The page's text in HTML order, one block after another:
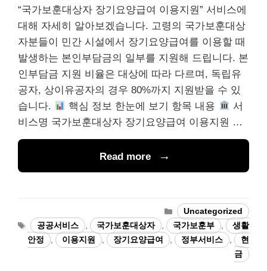
“국가보훈대상자 장기요양급여 이용지원” 서비스에
대해 자세히 알아보겠습니다. 고령의 국가보훈대상
자분들이 민간 시설에서 장기요양급여를 이용할 때
발생하는 본인부담금의 일부를 지원해 드립니다. 본
인부담금 지원 비율은 대상에 따라 다르며, 독립유
공자, 상이유공자의 경우 80%까지 지원받을 수 있
습니다.
핵심 정보 한눈에 보기 항목 내용
서
비스명 국가보훈대상자 장기요양급여 이용지원 …
Read more
Categories
Uncategorized
Tags공공서비스 , 국가보훈대상자 , 국가보훈부 ,
생활
안정
, 이용지원 , 장기요양급여 , 정부서비스 ,
현
금